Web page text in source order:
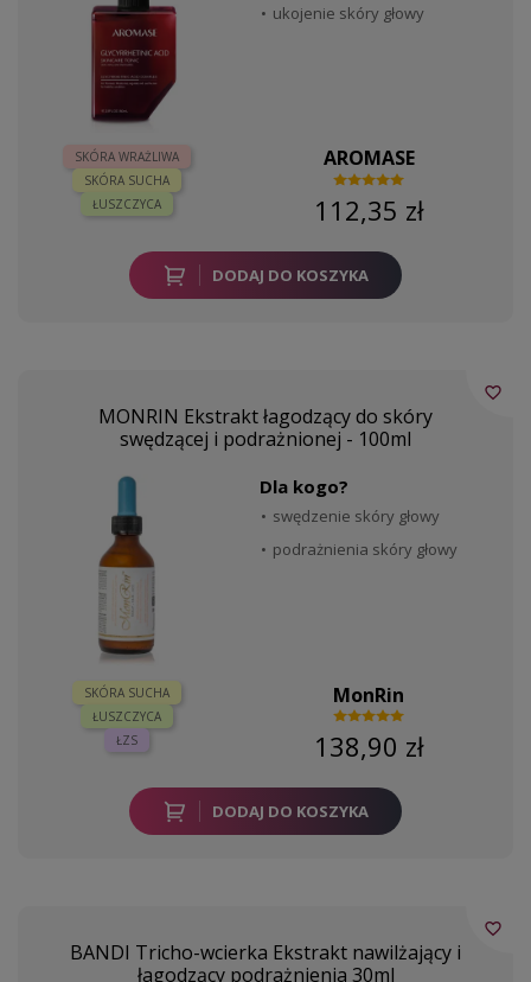
SKÓRA WRAŻLIWA
SKÓRA SUCHA
ŁUSZCZYCA
ukojenie skóry głowy
AROMASE
112,35 zł
DODAJ DO KOSZYKA
MONRIN Ekstrakt łagodzący do skóry
swędzącej i podrażnionej - 100ml
SKÓRA SUCHA
ŁUSZCZYCA
ŁZS
Dla kogo?
swędzenie skóry głowy
podrażnienia skóry głowy
MonRin
138,90 zł
DODAJ DO KOSZYKA
favorite_border
BANDI Tricho-wcierka Ekstrakt nawilżający i
łagodzący podrażnienia 30ml
favorite_border